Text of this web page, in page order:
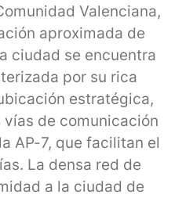
Valenciana,
aproximada de
ciudad se encuentra
por su rica
estratégica,
de comunicación
AP-7, que facilitan el
La densa red de
a la ciudad de